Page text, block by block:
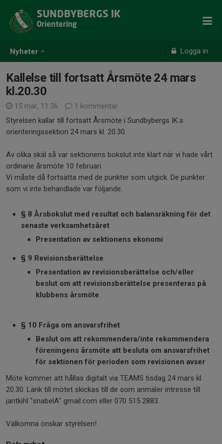
Nyheter Logga in
SUNDBYBERGS IK
Orientering
Kallelse till fortsatt Årsmöte 24 mars
kl.20.30
15 mar, 11:36
1 kommentar
Styrelsen kallar till fortsatt Årsmöte i Sundbybergs IK:s
orienteringssektion 24 mars kl. 20.30.
Av olika skäl så var sektionens bokslut inte klart när vi hade vårt
ordinarie årsmöte 10 februari.
Vi måste då fortsätta med de punkter som utgick. De punkter
som vi inte behandlade var följande.
§ 8 Årsbokslut med resultat och balansräkning för det
senaste verksamhetsåret
Presentation av sektionens ekonomi
§ 9 Revisionsberättelse
Presentation av revisionsberättelse och/eller
beslut om att revisionsberättelse presenteras på
klubbens årsmöte
§ 10 Fråga om ansvarsfrihet
Beslut om att rekommendera/inte rekommendera
föreningens årsmöte att besluta om ansvarsfrihet
för sektionen för perioden som revisionen avser
Möte kommer att hållas digitalt via TEAMS tisdag 24 mars kl.
20.30. Länk till mötet skickas till de som anmäler intresse till
jantkihl "snabelA" gmail.com eller 070 515 2883.
Välkomna önskar styrelsen!